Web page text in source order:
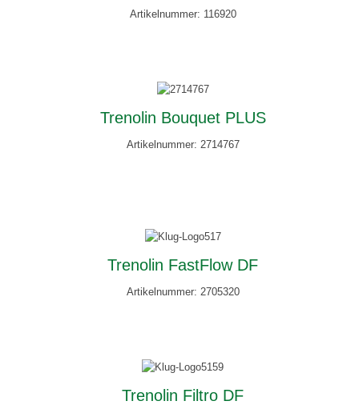
Artikelnummer: 116920
Trenolin Bouquet PLUS
Artikelnummer: 2714767
Trenolin FastFlow DF
Artikelnummer: 2705320
Trenolin Filtro DF